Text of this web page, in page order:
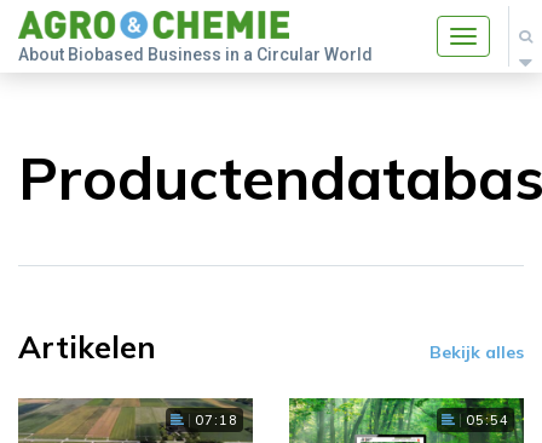
Toggle
About Biobased Business in a Circular World
Artikelen Bekijk alles
07:18 05:54